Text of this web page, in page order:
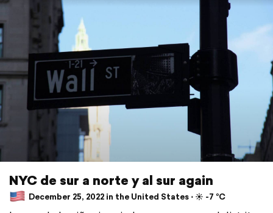
NYC de sur a norte y al sur again
December 25, 2022 in the United States ⋅ ☀️ -7 °C